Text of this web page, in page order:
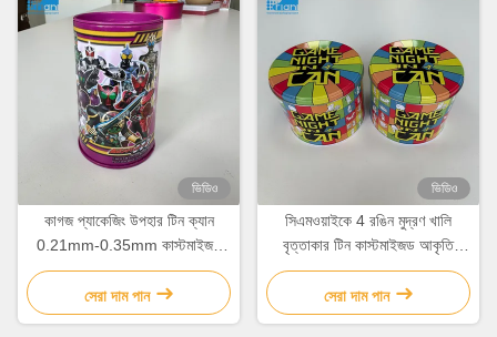
ভিডিও
কাগজ প্যাকেজিং উপহার টিন ক্যান
0.21mm-0.35mm কাস্টমাইজড
চকোলেট বক্স ক্যাপ সঙ্গে টিন
সেরা দাম পান
ভিডিও
সিএমওয়াইকে 4 রঙিন মুদ্রণ খালি
বৃত্তাকার টিন কাস্টমাইজড আকৃতি
বিস্কুট টিনের পাত্রে
সেরা দাম পান